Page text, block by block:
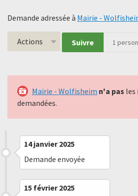
Demande adressée à Mairie -
Actions Suivre 1
Mairie - Wolfisheim n'a pas
demandées.
14 janvier 2025
Demande envoyée
15 février 2025